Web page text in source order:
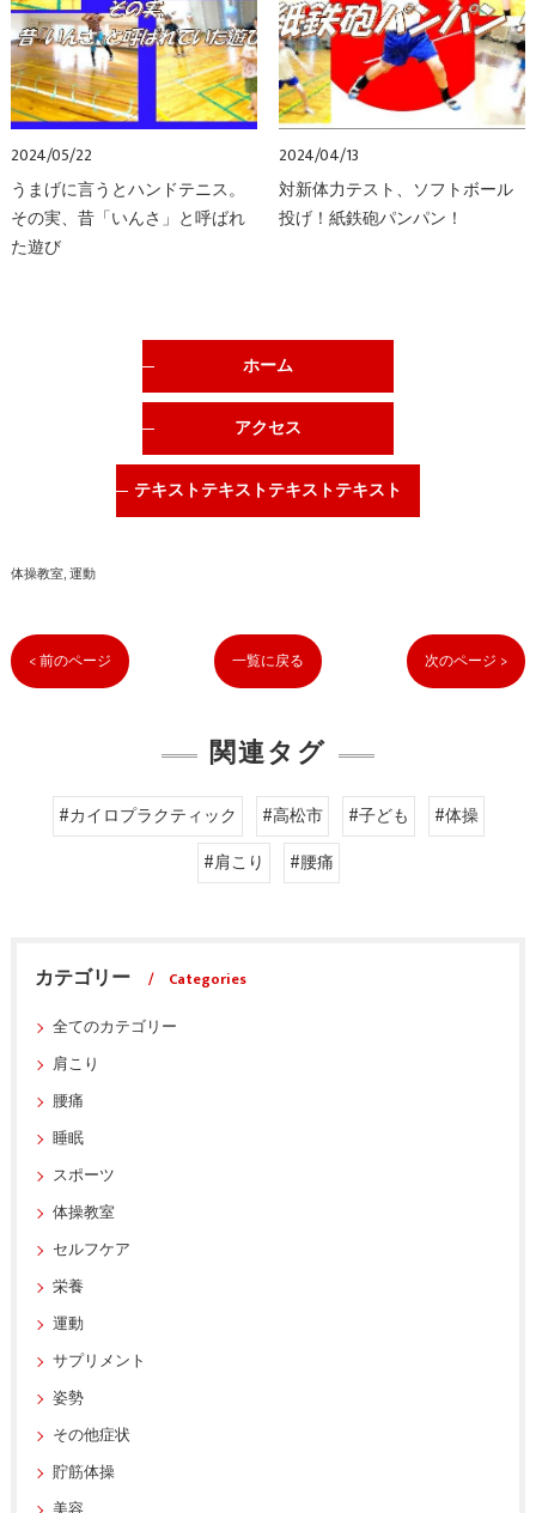
2024/05/22
うまげに言うとハンドテニス。
その実、昔「いんさ」と呼ばれ
た遊び
2024/04/13
対新体力テスト、ソフトボール
投げ！紙鉄砲パンパン！
ホーム
アクセス
テキストテキストテキストテキスト
体操教室 運動
< 前のページ 一覧に戻る 次のページ >
関連タグ
#カイロプラクティック #高松市 #子ども
#体操
#肩こり
#腰痛
カテゴリー
Categories
全てのカテゴリー
肩こり
腰痛
睡眠
スポーツ
体操教室
セルフケア
栄養
運動
サプリメント
姿勢
その他症状
貯筋体操